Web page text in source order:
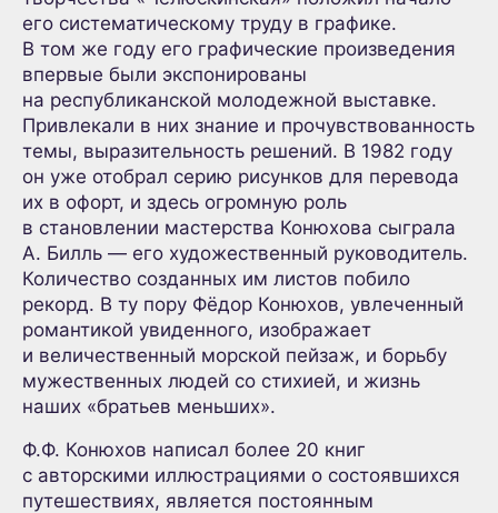
его систематическому труду в графике.
В том же году его графические произведения
впервые были экспонированы
на республиканской молодежной выставке.
Привлекали в них знание и прочувствованность
темы, выразительность решений. В 1982 году
он уже отобрал серию рисунков для перевода
их в офорт, и здесь огромную роль
в становлении мастерства Конюхова сыграла
А. Билль — его художественный руководитель.
Количество созданных им листов побило
рекорд. В ту пору Фёдор Конюхов, увлеченный
романтикой увиденного, изображает
и величественный морской пейзаж, и борьбу
мужественных людей со стихией, и жизнь
наших «братьев меньших».
Ф.Ф. Конюхов написал более 20 книг
с авторскими иллюстрациями о состоявшихся
путешествиях, является постоянным